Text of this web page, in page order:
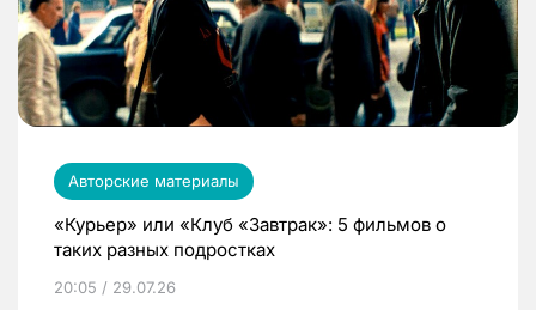
Авторские материалы
«Курьер» или «Клуб «Завтрак»: 5 фильмов о
таких разных подростках
20:05 / 29.07.26